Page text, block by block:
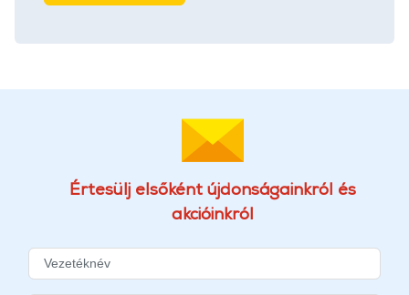
Értesülj elsőként újdonságainkról és
akcióinkról